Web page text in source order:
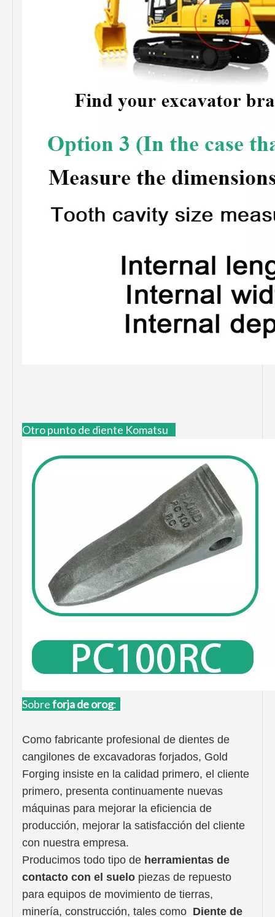
Otro punto de diente Komatsu
Sobreforja de orog:
Como fabricante profesional de dientes de
cangilones de excavadoras forjados, Gold
Forging insiste en la calidad primero, el cliente
primero, presenta continuamente nuevas
máquinas para mejorar la eficiencia de
producción, mejorar la satisfacción del cliente
con nuestra empresa.
Producimos todo tipo de herramientas de
contacto con el suelo piezas de repuesto
para equipos de movimiento de tierras,
minería, construcción, tales como Diente de